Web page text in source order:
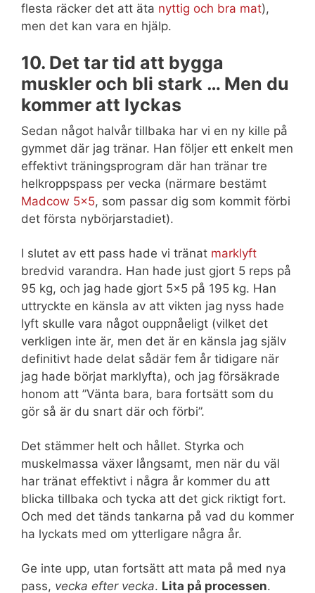
flesta räcker det att äta nyttig och bra mat),
men det kan vara en hjälp.
10. Det tar tid att bygga
muskler och bli stark … Men du
kommer att lyckas
Sedan något halvår tillbaka har vi en ny kille på
gymmet där jag tränar. Han följer ett enkelt men
effektivt träningsprogram där han tränar tre
helkroppspass per vecka (närmare bestämt
Madcow 5×5, som passar dig som kommit förbi
det första nybörjarstadiet).
I slutet av ett pass hade vi tränat marklyft
bredvid varandra. Han hade just gjort 5 reps på
95 kg, och jag hade gjort 5×5 på 195 kg. Han
uttryckte en känsla av att vikten jag nyss hade
lyft skulle vara något ouppnåeligt (vilket det
verkligen inte är, men det är en känsla jag själv
definitivt hade delat sådär fem år tidigare när
jag hade börjat marklyfta), och jag försäkrade
honom att ”Vänta bara, bara fortsätt som du
gör så är du snart där och förbi”.
Det stämmer helt och hållet. Styrka och
muskelmassa växer långsamt, men när du väl
har tränat effektivt i några år kommer du att
blicka tillbaka och tycka att det gick riktigt fort.
Och med det tänds tankarna på vad du kommer
ha lyckats med om ytterligare några år.
Ge inte upp, utan fortsätt att mata på med nya
pass, vecka efter vecka. Lita på processen.